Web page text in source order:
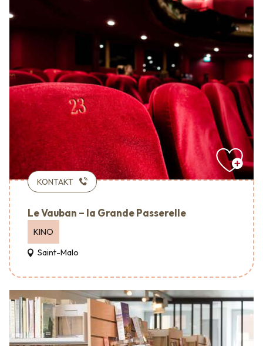
KONTAKT
Le Vauban – la Grande Passerelle
KINO
Saint-Malo